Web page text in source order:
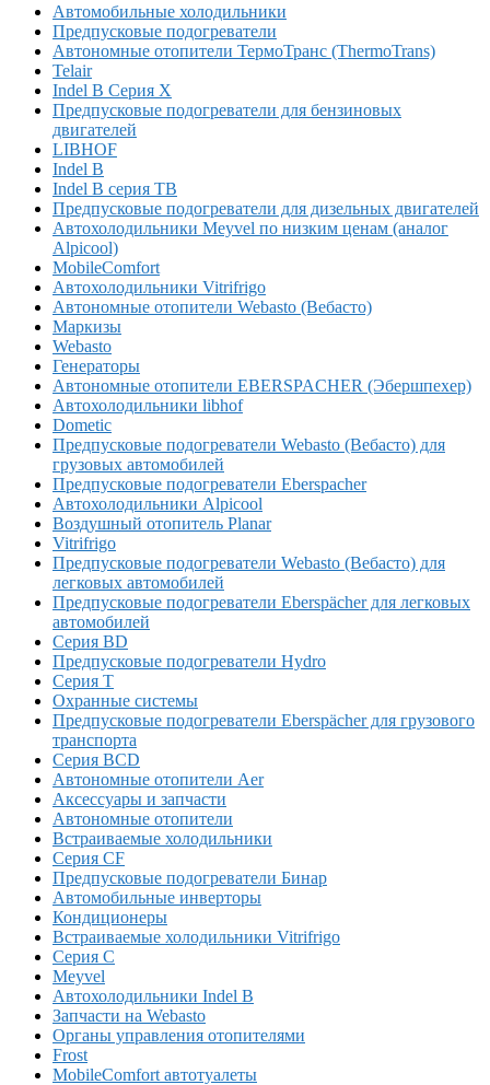
Автомобильные холодильники
Предпусковые подогреватели
Автономные отопители ТермоТранс (ThermoTrans)
Telair
Indel B Серия X
Предпусковые подогреватели для бензиновых
двигателей
LIBHOF
Indel B
Indel B серия TB
Предпусковые подогреватели для дизельных двигателей
Автохолодильники Meyvel по низким ценам (аналог
Alpicool)
MobileComfort
Автохолодильники Vitrifrigo
Автономные отопители Webasto (Вебасто)
Маркизы
Webasto
Генераторы
Автономные отопители EBERSPACHER (Эбершпехер)
Автохолодильники libhof
Dometic
Предпусковые подогреватели Webasto (Вебасто) для
грузовых автомобилей
Предпусковые подогреватели Eberspacher
Автохолодильники Alpicool
Воздушный отопитель Planar
Vitrifrigo
Предпусковые подогреватели Webasto (Вебасто) для
легковых автомобилей
Предпусковые подогреватели Eberspächer для легковых
автомобилей
Серия BD
Предпусковые подогреватели Hydro
Серия T
Охранные системы
Предпусковые подогреватели Eberspächer для грузового
транспорта
Серия BCD
Автономные отопители Аer
Аксессуары и запчасти
Автономные отопители
Встраиваемые холодильники
Серия CF
Предпусковые подогреватели Бинар
Автомобильные инверторы
Кондиционеры
Встраиваемые холодильники Vitrifrigo
Серия C
Meyvel
Автохолодильники Indel B
Запчасти на Webasto
Органы управления отопителями
Frost
MobileComfort автотуалеты